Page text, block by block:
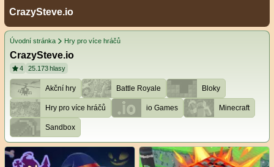
CrazySteve.io
Úvodní stránka Hry pro více hráčů
CrazySteve.io
4 25.173 hlasy
Akční hry Battle Royale Bloky
Hry pro více hráčů io Games Minecraft
Sandbox